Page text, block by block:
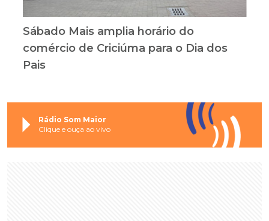
Sábado Mais amplia horário do
comércio de Criciúma para o Dia dos
Pais
Rádio Som Maior
Clique e ouça ao vivo